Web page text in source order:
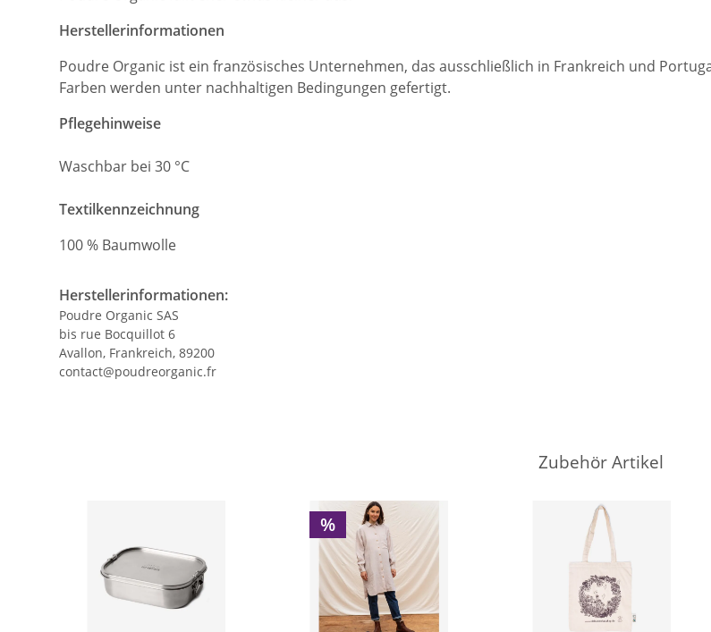
Herstellerinformationen
Poudre Organic ist ein französisches Unternehmen, das ausschließlich in Frankreich und
Farben werden unter nachhaltigen Bedingungen gefertigt.
Pflegehinweise
Waschbar bei 30 °C
Textilkennzeichnung
100 % Baumwolle
Herstellerinformationen:
Poudre Organic SAS
bis rue Bocquillot 6
Avallon, Frankreich, 89200
contact@poudreorganic.fr
Zubehör Artikel
%